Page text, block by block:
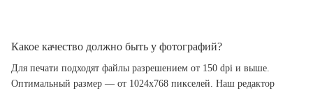
Какое качество должно быть у фотографий?
Для печати подходят файлы разрешением от 150 dpi и выше.
Оптимальный размер — от 1024x768 пикселей. Наш редактор